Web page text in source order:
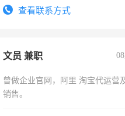
结识有识之士，共享未来。
查看联系方式
文员 兼职
曾做企业官网，阿里 淘宝代运营
销售。